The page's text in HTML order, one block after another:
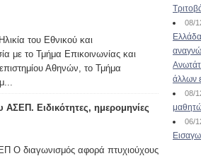
των υποψηφίων που θα
Δοκίμων Λιμενοφυλάκων του
– Ελληνικής Ακτοφυλακής,
έτος 2023-2024, με το
Εξετάσεων
Διαβάστε περισσότερα
του Εθνικού και
με το Τμήμα Επικοινωνίας και
Αθηνών, το Τμήμα
Ειδικότητες, ημερομηνίες
Ο διαγωνισμός αφορά πτυχιούχους
08/
άλλων
08/
06/